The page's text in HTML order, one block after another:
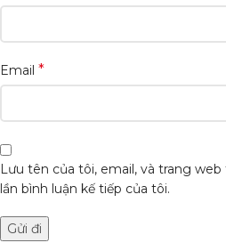
Email *
Lưu tên của tôi, email, và trang
lần bình luận kế tiếp của tôi.